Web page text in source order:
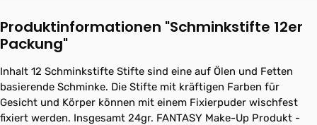
Produktinformationen "Schminkstifte 12er
Packung"
Inhalt 12 Schminkstifte Stifte sind eine auf Ölen und Fetten
basierende Schminke. Die Stifte mit kräftigen Farben für
Gesicht und Körper können mit einem Fixierpuder wischfest
fixiert werden. Insgesamt 24gr. FANTASY Make-Up Produkt -